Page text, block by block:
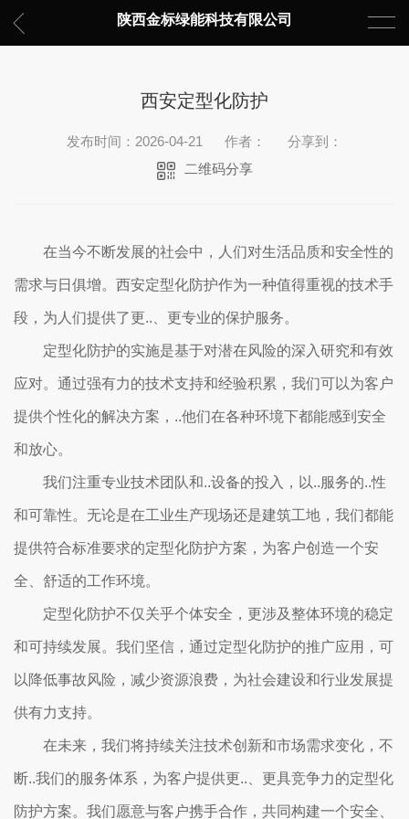
陕西金标绿能科技有限公司
西安定型化防护
发布时间：2026-04-21 作者：
分享到：
二维码分享
在当今不断发展的社会中，人们对生活品质和安全性的
需求与日俱增。西安定型化防护作为一种值得重视的技术手
段，为人们提供了更..、更专业的保护服务。
定型化防护的实施是基于对潜在风险的深入研究和有效
应对。通过强有力的技术支持和经验积累，我们可以为客户
提供个性化的解决方案，..他们在各种环境下都能感到安全
和放心。
我们注重专业技术团队和..设备的投入，以..服务的..性
和可靠性。无论是在工业生产现场还是建筑工地，我们都能
提供符合标准要求的定型化防护方案，为客户创造一个安
全、舒适的工作环境。
定型化防护不仅关乎个体安全，更涉及整体环境的稳定
和可持续发展。我们坚信，通过定型化防护的推广应用，可
以降低事故风险，减少资源浪费，为社会建设和行业发展提
供有力支持。
在未来，我们将持续关注技术创新和市场需求变化，不
断..我们的服务体系，为客户提供更..、更具竞争力的定型化
防护方案。我们愿意与客户携手合作，共同构建一个安全、